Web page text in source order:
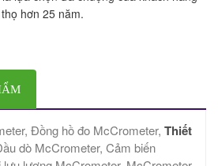
hơn 25 năm.
Đồng hồ đo McCrometer, Thiết
dò McCrometer, Cảm biến